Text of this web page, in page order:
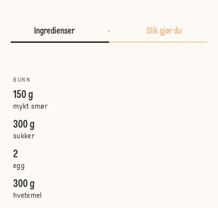
Ingredienser Slik gjør du
BUNN
150 g
mykt smør
300 g
sukker
2
egg
300 g
hvetemel